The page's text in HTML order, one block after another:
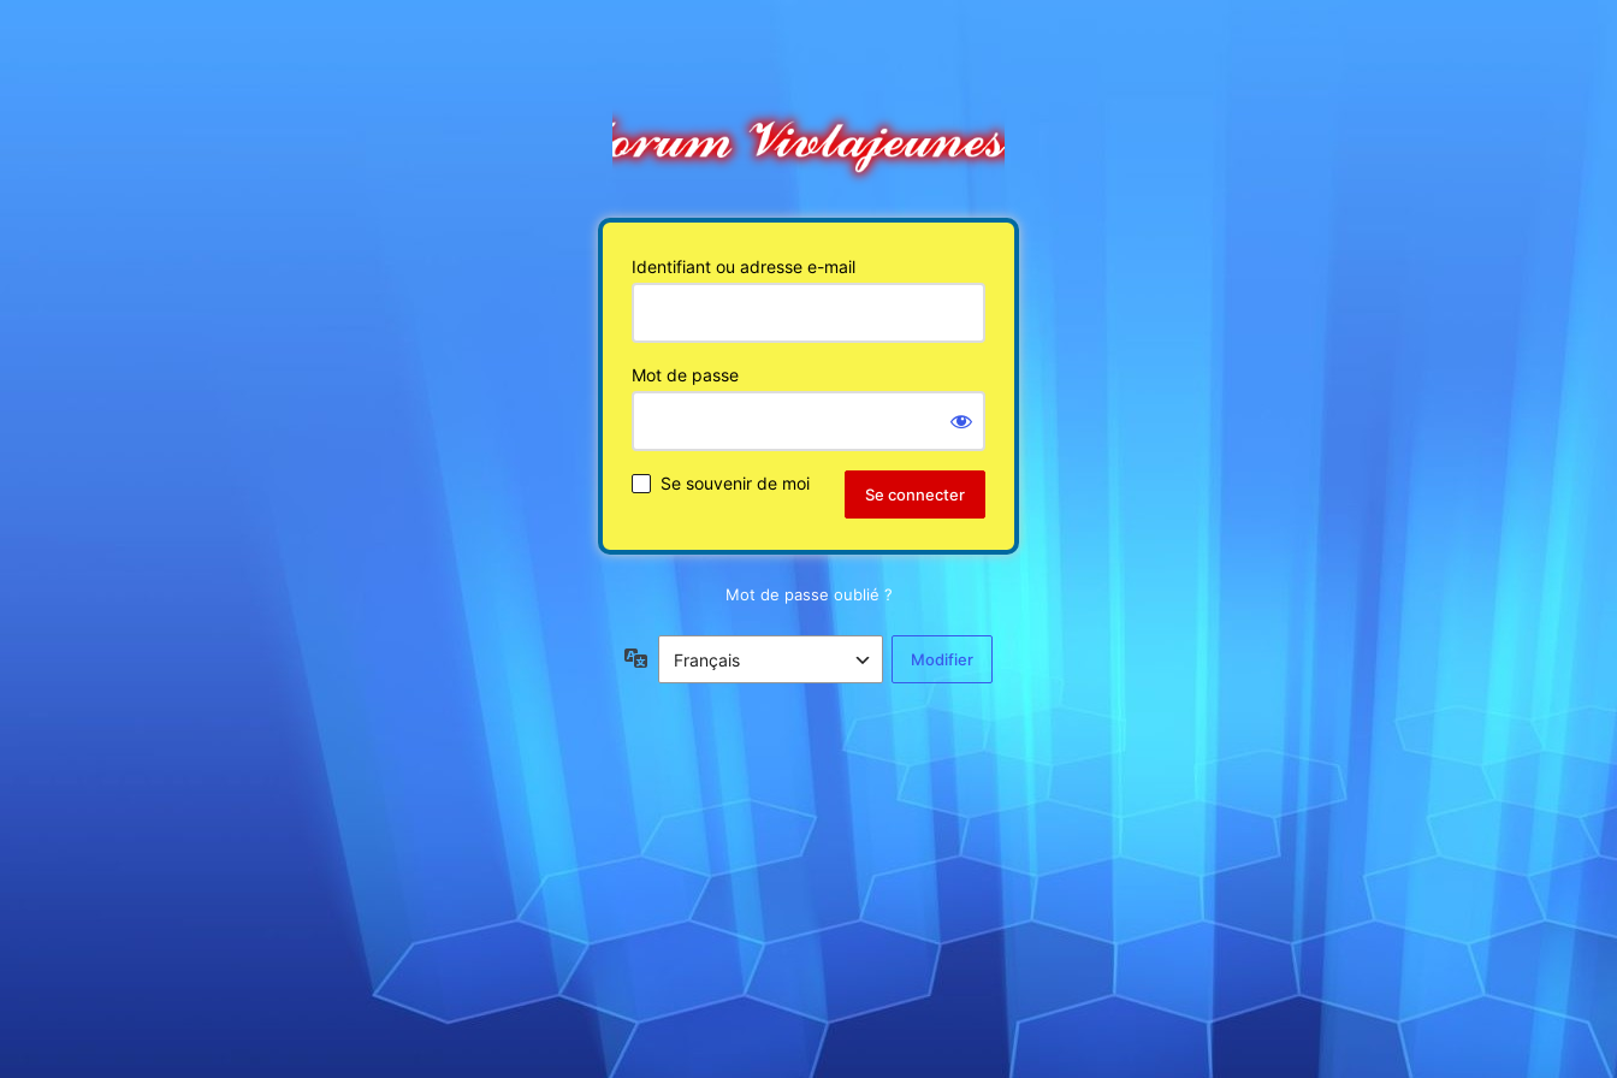
Identifiant ou adresse e-mail
Mot de passe
Se souvenir de moi
Mot de passe oublié ?
Langue